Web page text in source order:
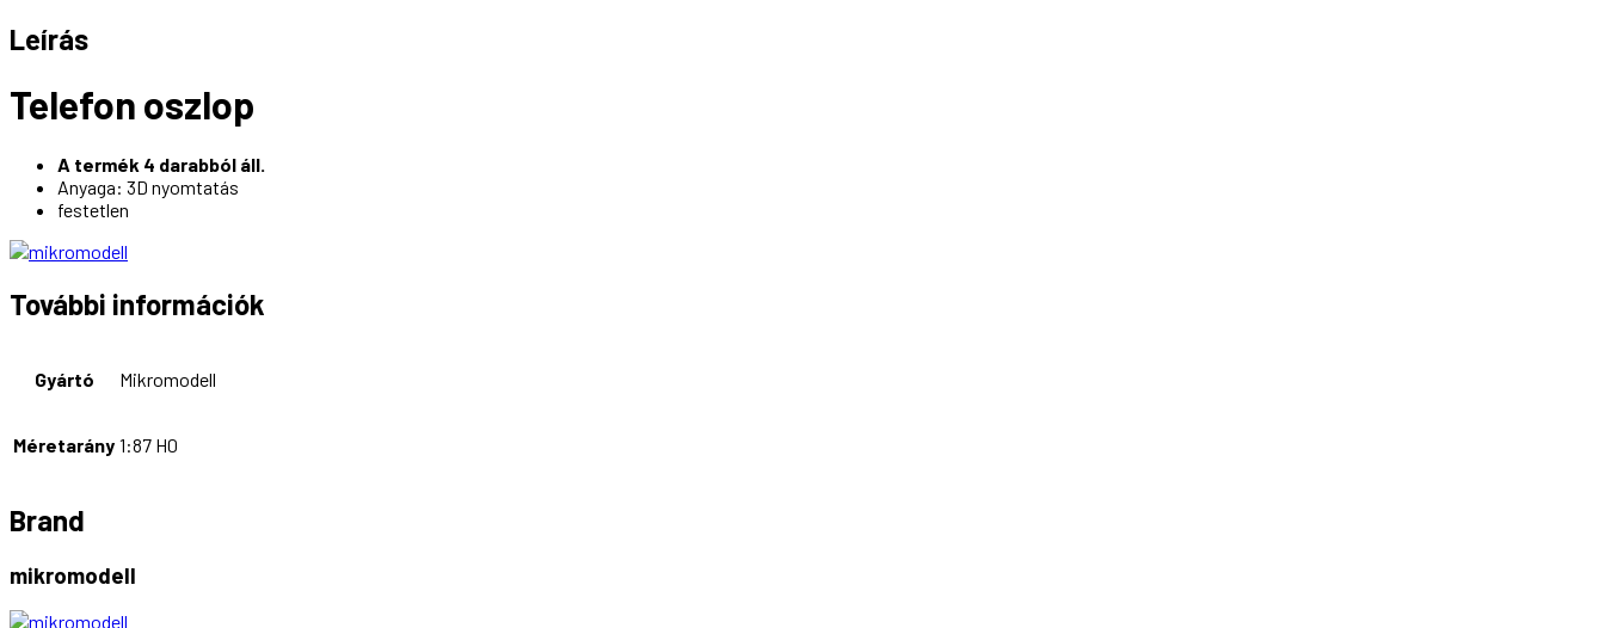
Leírás
Telefon oszlop
A termék 4 darabból áll.
Anyaga: 3D nyomtatás
festetlen
További információk
Gyártó Mikromodell
Méretarány 1:87 H0
Brand
mikromodell